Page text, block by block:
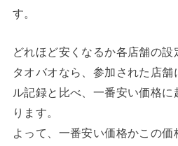
す。
どれほど安くなるか各店舗の設
タオバオなら、参加された店
ル記録と比べ、一番安い価格
ります。
よって、一番安い価格かこの